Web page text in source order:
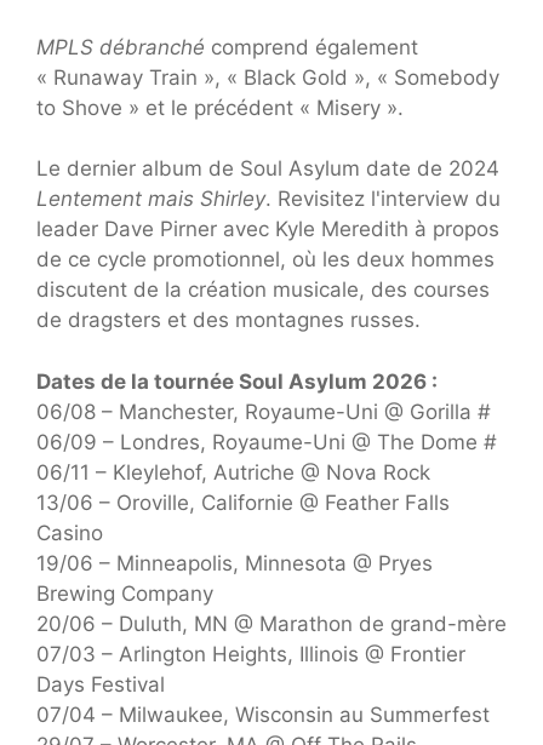
MPLS débranché comprend également
« Runaway Train », « Black Gold », « Somebody
to Shove » et le précédent « Misery ».
Le dernier album de Soul Asylum date de 2024
Lentement mais Shirley. Revisitez l'interview du
leader Dave Pirner avec Kyle Meredith à propos
de ce cycle promotionnel, où les deux hommes
discutent de la création musicale, des courses
de dragsters et des montagnes russes.
Dates de la tournée Soul Asylum 2026 :
06/08 – Manchester, Royaume-Uni @ Gorilla #
06/09 – Londres, Royaume-Uni @ The Dome #
06/11 – Kleylehof, Autriche @ Nova Rock
13/06 – Oroville, Californie @ Feather Falls
Casino
19/06 – Minneapolis, Minnesota @ Pryes
Brewing Company
20/06 – Duluth, MN @ Marathon de grand-mère
07/03 – Arlington Heights, Illinois @ Frontier
Days Festival
07/04 – Milwaukee, Wisconsin au Summerfest